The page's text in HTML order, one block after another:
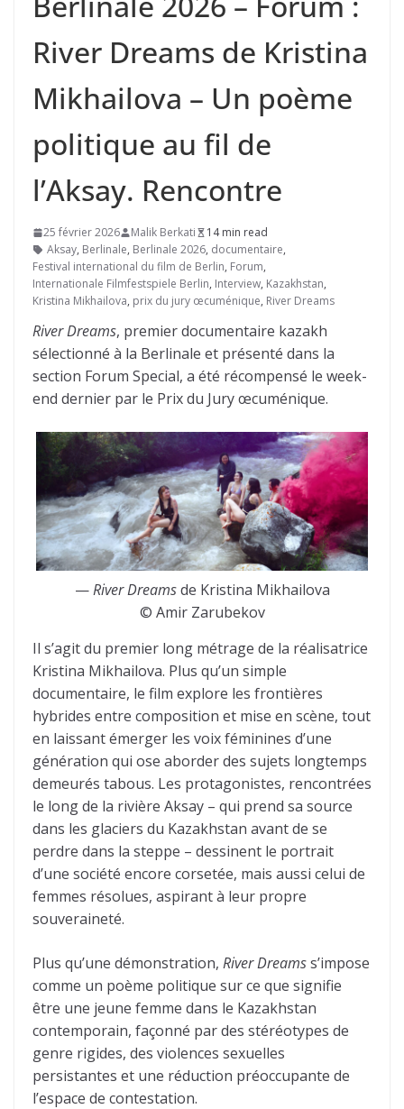
River Dreams de Kristina
Mikhailova – Un poème
politique au fil de
l’Aksay. Rencontre
25 février 2026 Malik Berkati
14 min read
Aksay, Berlinale, Berlinale 2026, documentaire,
Festival international du film de Berlin, Forum,
Internationale Filmfestspiele Berlin, Interview, Kazakhstan,
Kristina Mikhailova, prix du jury œcuménique, River Dreams
River Dreams, premier documentaire kazakh
sélectionné à la Berlinale et présenté dans la
section Forum Special, a été récompensé le week-
end dernier par le Prix du Jury œcuménique.
—River Dreamsde Kristina Mikhailova
© Amir Zarubekov
Il s’agit du premier long métrage de la réalisatrice
Kristina Mikhailova. Plus qu’un simple
documentaire, le film explore les frontières
hybrides entre composition et mise en scène, tout
en laissant émerger les voix féminines d’une
génération qui ose aborder des sujets longtemps
demeurés tabous. Les protagonistes, rencontrées
le long de la rivière Aksay – qui prend sa source
dans les glaciers du Kazakhstan avant de se
perdre dans la steppe – dessinent le portrait
d’une société encore corsetée, mais aussi celui de
femmes résolues, aspirant à leur propre
souveraineté.
Plus qu’une démonstration, River Dreamss’impose
comme un poème politique sur ce que signifie
être une jeune femme dans le Kazakhstan
contemporain, façonné par des stéréotypes de
genre rigides, des violences sexuelles
persistantes et une réduction préoccupante de
l’espace de contestation.